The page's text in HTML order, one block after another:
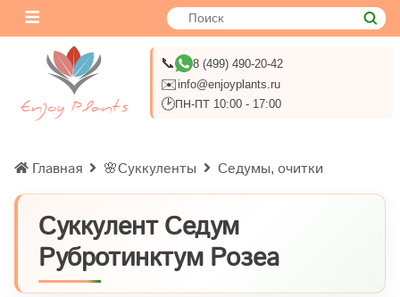
📞 8 (499) 490-20-42
✉️info@enjoyplants.ru
🕑ПН-ПТ 10:00 - 17:00
Главная 🌸Суккуленты Седумы, очитки
Суккулент Седум
Рубротинктум Розеа